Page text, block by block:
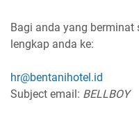
Bagi anda yang
lengkap anda ke:
hr@bentanihotel.id
Subject email: BELLBOY